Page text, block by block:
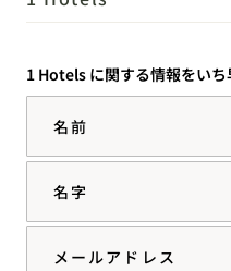
私たちのストーリー
サステナビリティ
プレス情報
ョップ
1 Hotels に関する情報をいち